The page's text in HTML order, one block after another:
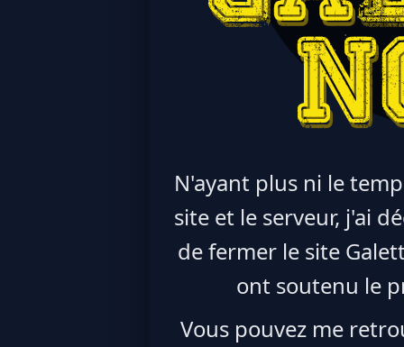
N'ayant plus ni le
site et le serveur, j'ai
de fermer le site
ont soutenu le
Vous pouvez me